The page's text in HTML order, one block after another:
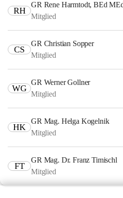
RH
GR Rene Harmtodt, BEd
Mitglied
CS
GR Christian Sopper
Mitglied
WG
GR Werner Gollner
Mitglied
HK
GR Mag. Helga Kogelnik
Mitglied
FT
GR Mag. Dr. Franz Timischl
Mitglied